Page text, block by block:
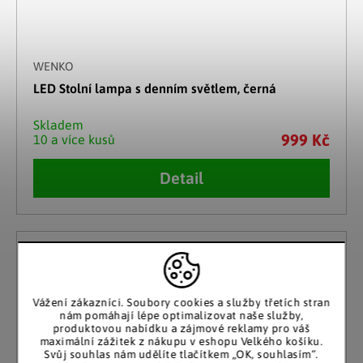
Vážení zákazníci. Soubory cookies a služby třetích stran
nám pomáhají lépe optimalizovat naše služby,
produktovou nabídku a zájmové reklamy pro váš
maximální zážitek z nákupu v eshopu Velkého košíku.
Svůj souhlas nám udělíte tlačítkem „OK, souhlasím“.
WENKO
LED Stolní lampa s denním světlem, černá
Skladem
10 a více kusů
999 Kč
Detail